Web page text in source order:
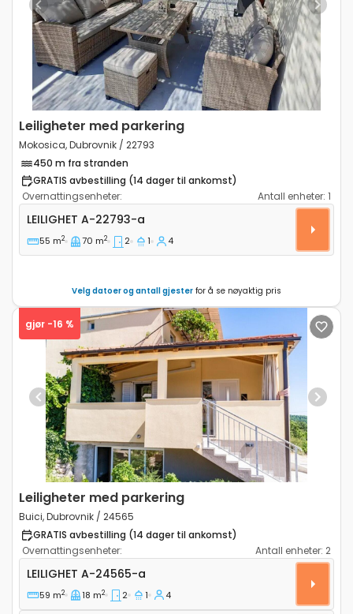
Previous Next
Leiligheter med parkering
Mokosica, Dubrovnik / 22793
450 m fra stranden
GRATIS avbestilling (14 dager til ankomst)
Overnattingsenheter:
Antall enheter: 1
Toroms leilighet Mokosica, Dubrovnik A-22793-a
LEILIGHET A-22793-a
55 m2 70 m2 2 1 4
Velg datoer og antall gjester for å se nøyaktig pris
Previous Next
gjør -16 %
Leiligheter med parkering
Buici, Dubrovnik / 24565
GRATIS avbestilling (14 dager til ankomst)
Overnattingsenheter:
Antall enheter: 2
Toroms leilighet Buici, Dubrovnik A-24565-a
LEILIGHET A-24565-a
59 m2 18 m2 2 1 4